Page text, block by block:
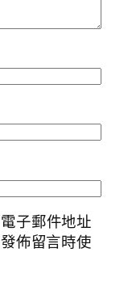
子郵件地址
佈留言時使